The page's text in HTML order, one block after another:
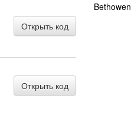
Открыть код
Открыть код
Bethowen